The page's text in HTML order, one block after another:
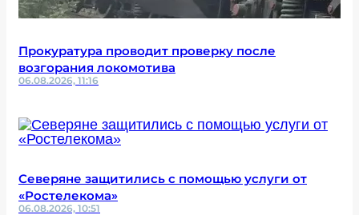
Прокуратура проводит проверку после
возгорания локомотива
06.08.2026, 11:16
Северяне защитились с помощью услуги от
«Ростелекома»
06.08.2026, 10:51